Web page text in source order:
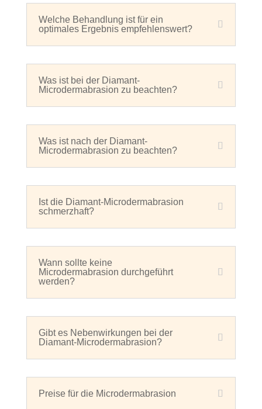
Welche Behandlung ist für ein
optimales Ergebnis empfehlenswert?
Was ist bei der Diamant-
Microdermabrasion zu beachten?
Was ist nach der Diamant-
Microdermabrasion zu beachten?
Ist die Diamant-Microdermabrasion
schmerzhaft?
Wann sollte keine
Microdermabrasion durchgeführt
werden?
Gibt es Nebenwirkungen bei der
Diamant-Microdermabrasion?
Preise für die Microdermabrasion